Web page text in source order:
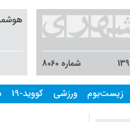
شماره 8060
زیست‌بوم ورزشی کووید-19